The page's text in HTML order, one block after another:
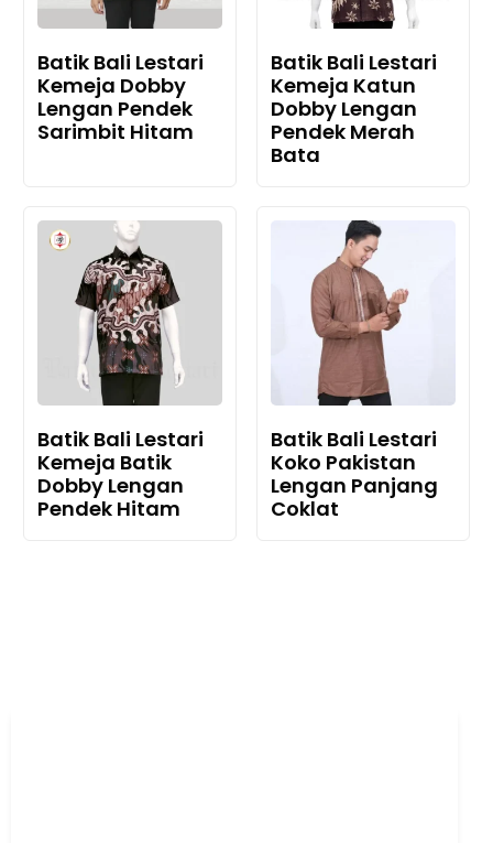
Batik Bali Lestari
Kemeja Dobby
Lengan Pendek
Sarimbit Hitam
Batik Bali Lestari
Kemeja Katun
Dobby Lengan
Pendek Merah
Bata
Batik Bali Lestari
Kemeja Batik
Dobby Lengan
Pendek Hitam
Batik Bali Lestari
Koko Pakistan
Lengan Panjang
Coklat